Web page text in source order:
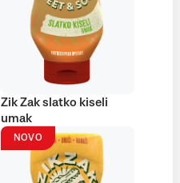
Zik Zak slatko kiseli
umak
NOVO